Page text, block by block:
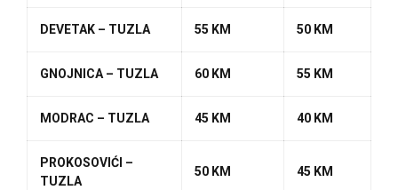
DEVETAK – TUZLA 55 KM 50 KM
GNOJNICA – TUZLA 60 KM 55 KM
MODRAC – TUZLA 45 KM 40 KM
PROKOSOVIĆI –
TUZLA
50 KM 45 KM